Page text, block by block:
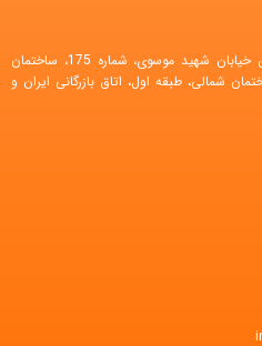
نشانی اتاق: تهران، خیابان طالقانی، نبش خیابان شهید موسوی، شماره 175، ساختمان
شمالی، طبقه اول، اتاق بازرگانی ایران و